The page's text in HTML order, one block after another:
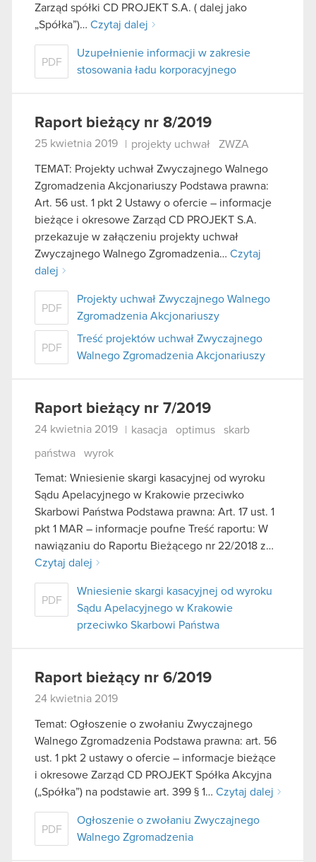
Zarząd spółki CD PROJEKT S.A. ( dalej jako
„Spółka”)… Czytaj dalej
PDF
Uzupełnienie informacji w zakresie
stosowania ładu korporacyjnego
Raport bieżący nr 8/2019
25 kwietnia 2019 projekty uchwał ZWZA
TEMAT: Projekty uchwał Zwyczajnego Walnego
Zgromadzenia Akcjonariuszy Podstawa prawna:
Art. 56 ust. 1 pkt 2 Ustawy o ofercie – informacje
bieżące i okresowe Zarząd CD PROJEKT S.A.
przekazuje w załączeniu projekty uchwał
Zwyczajnego Walnego Zgromadzenia… Czytaj
dalej
PDF
Projekty uchwał Zwyczajnego Walnego
Zgromadzenia Akcjonariuszy
PDF
Treść projektów uchwał Zwyczajnego
Walnego Zgromadzenia Akcjonariuszy
Raport bieżący nr 7/2019
24 kwietnia 2019 kasacja optimus skarb
państwa wyrok
Temat: Wniesienie skargi kasacyjnej od wyroku
Sądu Apelacyjnego w Krakowie przeciwko
Skarbowi Państwa Podstawa prawna: Art. 17 ust. 1
pkt 1 MAR – informacje poufne Treść raportu: W
nawiązaniu do Raportu Bieżącego nr 22/2018 z…
Czytaj dalej
PDF
Wniesienie skargi kasacyjnej od wyroku
Sądu Apelacyjnego w Krakowie
przeciwko Skarbowi Państwa
Raport bieżący nr 6/2019
24 kwietnia 2019
Temat: Ogłoszenie o zwołaniu Zwyczajnego
Walnego Zgromadzenia Podstawa prawna: art. 56
ust. 1 pkt 2 ustawy o ofercie – informacje bieżące
i okresowe Zarząd CD PROJEKT Spółka Akcyjna
(„Spółka”) na podstawie art. 399 § 1… Czytaj dalej
PDF
Ogłoszenie o zwołaniu Zwyczajnego
Walnego Zgromadzenia